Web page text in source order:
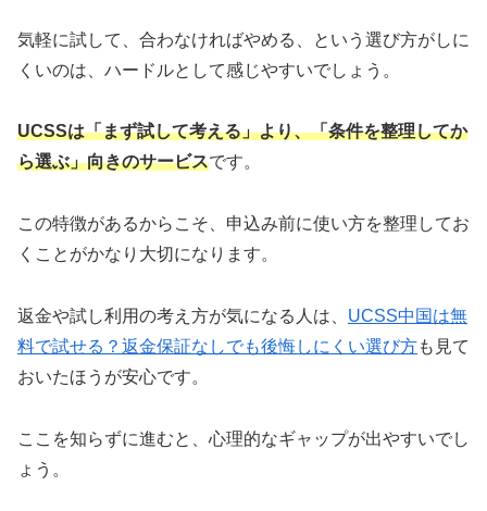
気軽に試して、合わなければやめる、という選び方がしに
くいのは、ハードルとして感じやすいでしょう。
UCSSは「まず試して考える」より、「条件を整理してか
ら選ぶ」向きのサービスです。
この特徴があるからこそ、申込み前に使い方を整理してお
くことがかなり大切になります。
返金や試し利用の考え方が気になる人は、 UCSS中国は無
料で試せる？返金保証なしでも後悔しにくい選び方も見て
おいたほうが安心です。
ここを知らずに進むと、心理的なギャップが出やすいでし
ょう。